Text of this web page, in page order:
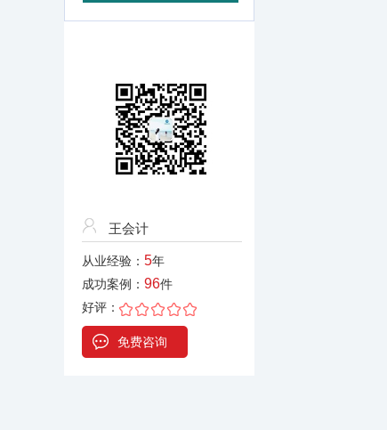
王会计
从业经验： 5年
成功案例： 96件
好评：
免费咨询